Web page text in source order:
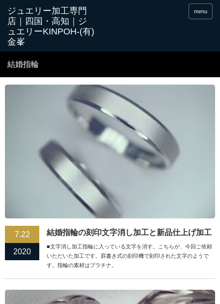
menu
結婚指輪
7.22
2020
結婚指輪の刻印文字消し加工と新品仕上げ加工
■文字消し加工指輪に入っている文字を消す。こちらが、今回ご依頼
いただいた加工です。罫書き式の刻印機で刻印された文字のようで
す。指輪の素材はプラチナ。